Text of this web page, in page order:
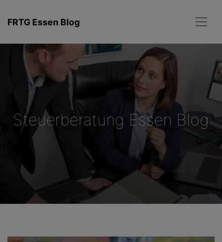
Inhalt
FRTG Essen Blog
Steuerberatung Essen Blog